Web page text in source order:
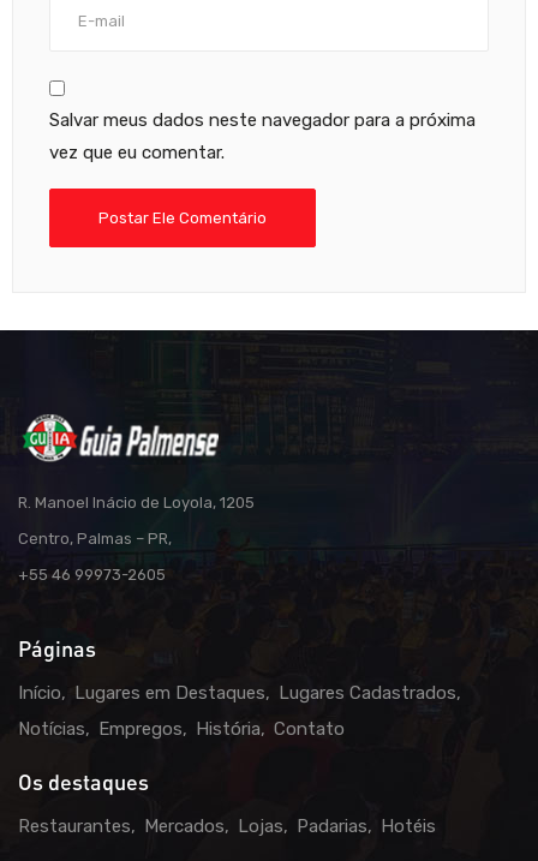
Salvar meus dados neste navegador para a próxima
vez que eu comentar.
R. Manoel Inácio de Loyola, 1205
Centro, Palmas – PR,
+55 46 99973-2605
Páginas
Início Lugares em Destaques
Lugares Cadastrados
Notícias
Empregos História Contato
Os destaques
Restaurantes Mercados Lojas Padarias Hotéis